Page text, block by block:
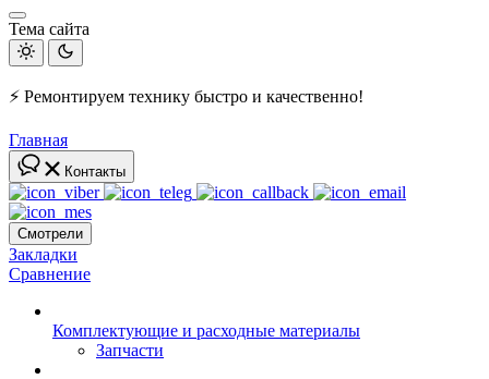
Тема сайта
⚡ Ремонтируем технику быстро и качественно!
Главная
Контакты
Смотрели
Закладки
Сравнение
Комплектующие и расходные материалы
Запчасти